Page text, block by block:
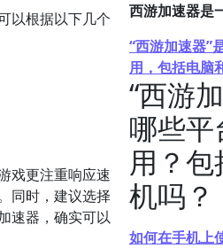
以根据以下几个
戏更注重响应速
同时，建议选择
速器，确实可以
西游加速器是
“西游加速器”
用，包括电脑
“西游
哪些平
用？
机吗？
如何在手机上